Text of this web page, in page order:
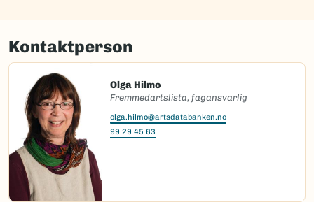
Kontaktperson
Olga Hilmo
Fremmedartslista, fagansvarlig
olga.hilmo@artsdatabanken.no
99 29 45 63